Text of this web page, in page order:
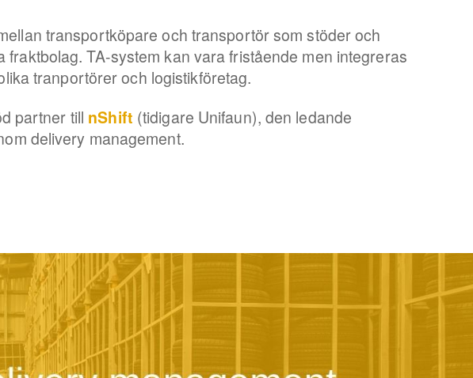
transportköpare och transportör som stöder och
TA-system kan vara fristående men integreras
tranportörer och logistikföretag.
partner till nShift (tidigare Unifaun), den ledande
delivery management.